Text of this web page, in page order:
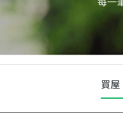
買屋